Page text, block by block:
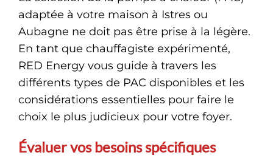
adaptée à votre maison à Istres ou
Aubagne ne doit pas être prise à la légère.
En tant que chauffagiste expérimenté,
RED Energy vous guide à travers les
différents types de PAC disponibles et les
considérations essentielles pour faire le
choix le plus judicieux pour votre foyer.
Évaluer vos besoins spécifiques